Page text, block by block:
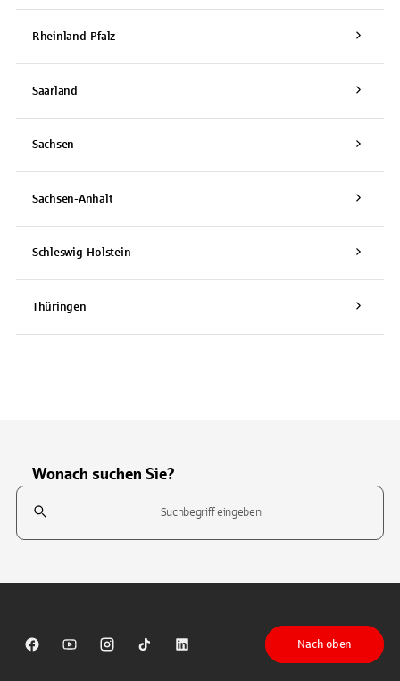
Rheinland-Pfalz
Saarland
Sachsen
Sachsen-Anhalt
Schleswig-Holstein
Thüringen
Wonach suchen Sie?
Suchfeld
Sparkasse auf Facebook
Sparkasse auf Youtube
Sparkasse auf Instagram
Sparkasse auf TikTok
Sparkasse auf LinkedIn
Nach oben